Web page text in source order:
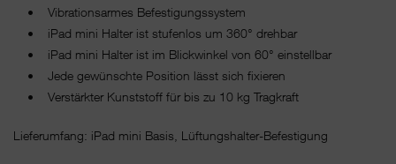
• Vibrationsarmes Befestigungssystem
• iPad mini Halter ist stufenlos um 360° drehbar
• iPad mini Halter ist im Blickwinkel von 60° einstellbar
• Jede gewünschte Position lässt sich fixieren
• Verstärkter Kunststoff für bis zu 10 kg Tragkraft
Lieferumfang: iPad mini Basis, Lüftungshalter-Befestigung